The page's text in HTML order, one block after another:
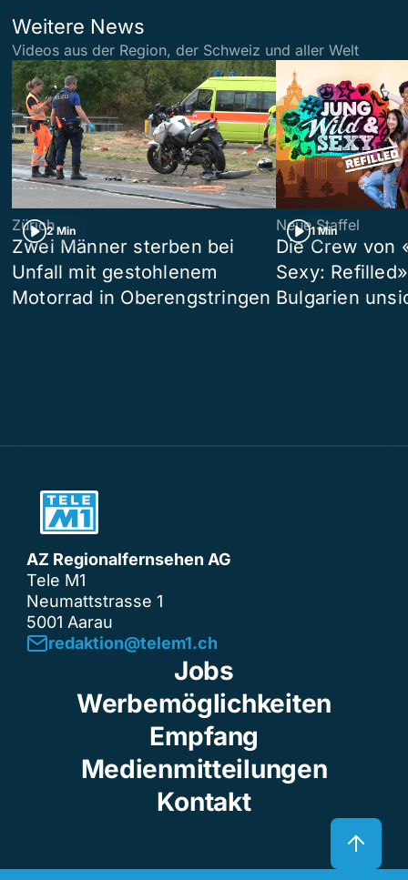
Weitere News
Videos aus der Region, der Schweiz und aller Welt
2 Min
Zürich
Zwei Männer sterben bei
Unfall mit gestohlenem
Motorrad in Oberengstringen
1 Min
Neue Staffel
Die Crew von
Sexy:
Bulgarien
AZ Regionalfernsehen AG
Tele M1
Neumattstrasse 1
5001 Aarau
redaktion@telem1.ch
Jobs
Werbemöglichkeiten
Empfang
Medienmitteilungen
Kontakt